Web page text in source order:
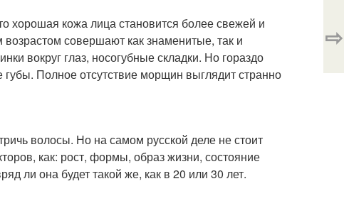
хорошая кожа лица становится более свежей и
совершают как знаменитые, так и
вокруг глаз, носогубные складки. Но гораздо
Полное отсутствие морщин выглядит странно
волосы. Но на самом русской деле не стоит
как: рост, формы, образ жизни, состояние
ли она будет такой же, как в 20 или 30 лет.
⇨